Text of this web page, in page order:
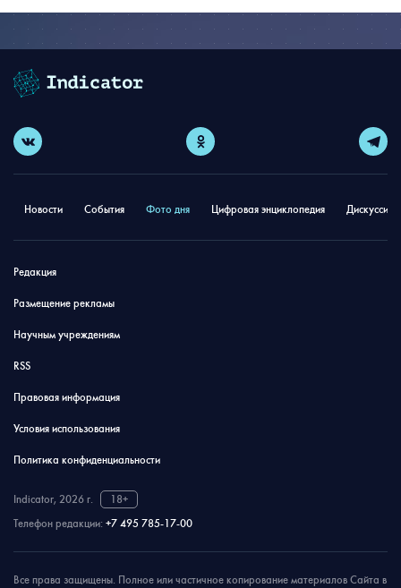
Новости События Фото дня Цифровая энциклопедия
Редакция
Размещение рекламы
Научным учреждениям
RSS
Правовая информация
Условия использования
Политика конфиденциальности
Indicator, 2026 г.
18+
Телефон редакции: +7 495 785-17-00
Все права защищены. Полное или частичное копирование материалов Сайта в